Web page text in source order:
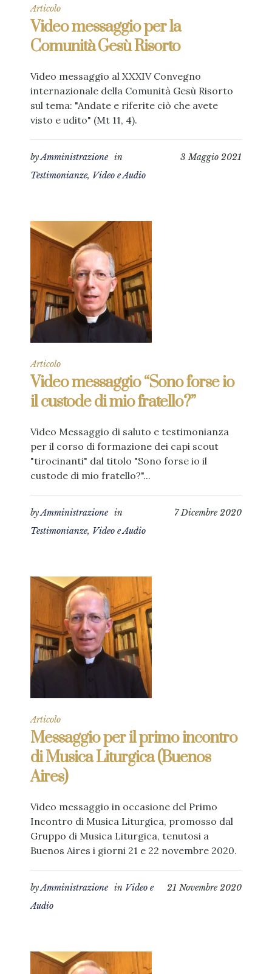
Articolo
Video messaggio per la
Comunità Gesù Risorto
Video messaggio al XXXIV Convegno
internazionale della Comunità Gesù Risorto
sul tema: "Andate e riferite ciò che avete
visto e udito" (Mt 11, 4).
3 Maggio 2021
byAmministrazione in
Testimonianze, Video e Audio
Articolo
Video messaggio “Sono forse io
il custode di mio fratello?”
Video Messaggio di saluto e testimonianza
per il corso di formazione dei capi scout
"tirocinanti" dal titolo "Sono forse io il
custode di mio fratello?"...
7 Dicembre 2020
byAmministrazione in
Testimonianze, Video e Audio
Articolo
Messaggio per il primo incontro
di Musica Liturgica (Buenos
Aires)
Video messaggio in occasione del Primo
Incontro di Musica Liturgica, promosso dal
Gruppo di Musica Liturgica, tenutosi a
Buenos Aires i giorni 21 e 22 novembre 2020.
21 Novembre 2020
byAmministrazione in Video e
Audio